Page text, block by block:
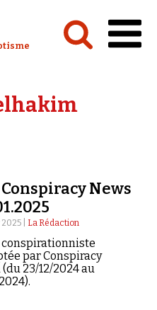
Watch :
Conspiracy News
| La Rédaction
par Conspiracy
23/12/2024 au